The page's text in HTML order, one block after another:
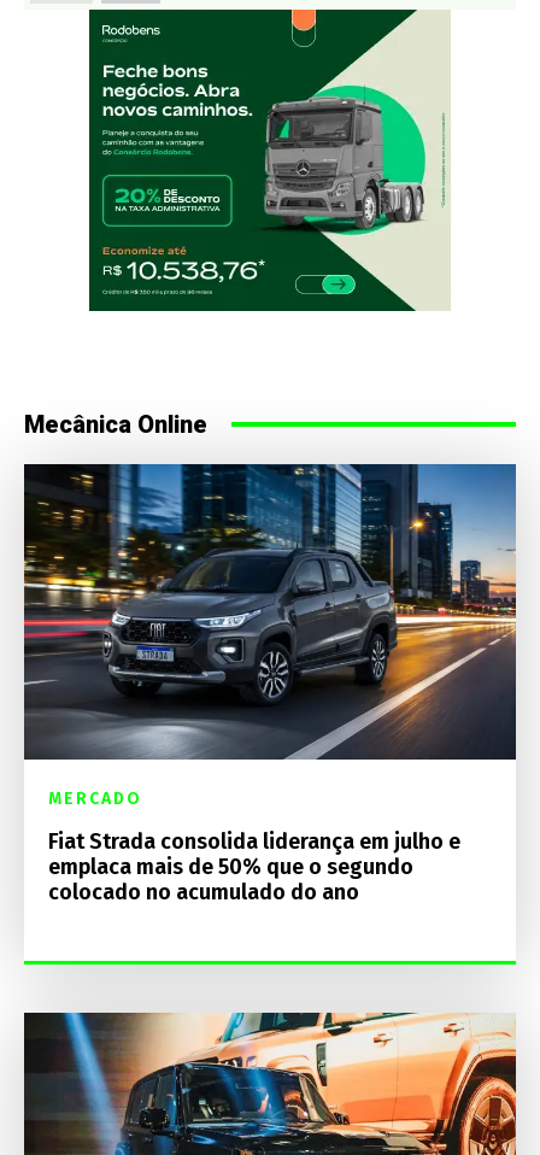
Mecânica Online
MERCADO
Fiat Strada consolida liderança em julho e
emplaca mais de 50% que o segundo
colocado no acumulado do ano